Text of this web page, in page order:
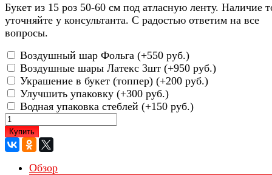
Букет из 15 роз 50-60 см под атласную ленту. Наличие
уточняйте у консультанта. С радостью ответим на все
вопросы.
Воздушный шар Фольга (+550 руб.)
Воздушные шары Латекс 3шт (+950 руб.)
Украшение в букет (топпер) (+200 руб.)
Улучшить упаковку (+300 руб.)
Водная упаковка стеблей (+150 руб.)
Купить
Обзор